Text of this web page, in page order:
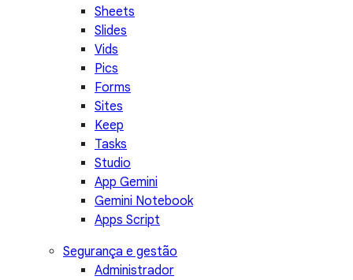
Sheets
Slides
Vids
Pics
Forms
Sites
Keep
Tasks
Studio
App Gemini
Gemini Notebook
Apps Script
Segurança e gestão
Administrador